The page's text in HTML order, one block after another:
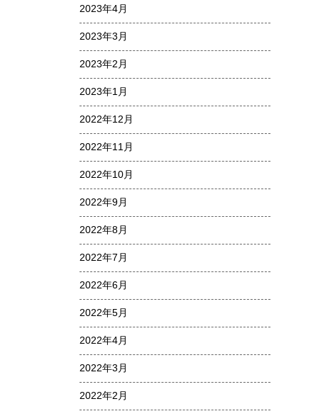
2023年4月
2023年3月
2023年2月
2023年1月
2022年12月
2022年11月
2022年10月
2022年9月
2022年8月
2022年7月
2022年6月
2022年5月
2022年4月
2022年3月
2022年2月